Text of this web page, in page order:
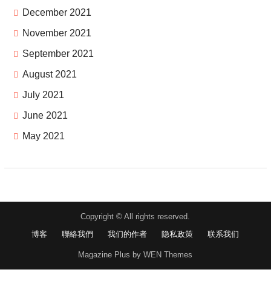
December 2021
November 2021
September 2021
August 2021
July 2021
June 2021
May 2021
Copyright © All rights reserved.
博客
聯絡我們 我们的作者 隐私政策 联系我们
Magazine Plus by WEN Themes